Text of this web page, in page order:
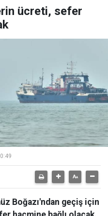
ücreti, sefer
Boğazı'ndan geçiş için